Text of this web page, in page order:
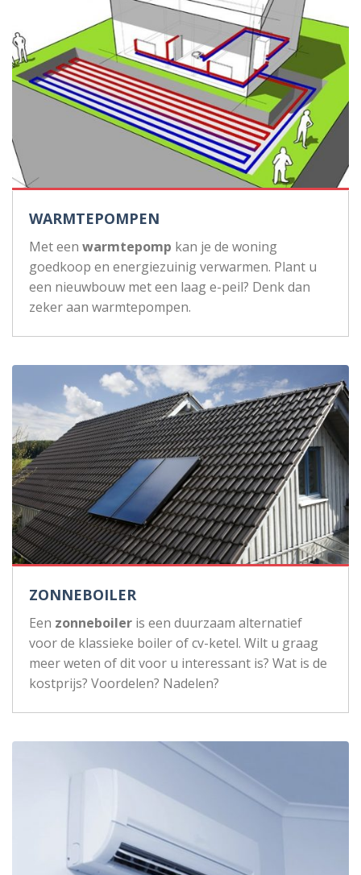
WARMTEPOMPEN
Met een warmtepomp kan je de woning
goedkoop en energiezuinig verwarmen. Plant u
een nieuwbouw met een laag e-peil? Denk dan
zeker aan warmtepompen.
ZONNEBOILER
Een zonneboiler is een duurzaam alternatief
voor de klassieke boiler of cv-ketel. Wilt u graag
meer weten of dit voor u interessant is? Wat is de
kostprijs? Voordelen? Nadelen?